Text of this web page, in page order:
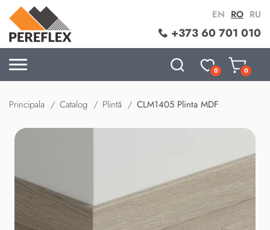
+373 60 701 010
EN RO RU
0 0
Principala Catalog Plintă CLM1405 Plinta MDF